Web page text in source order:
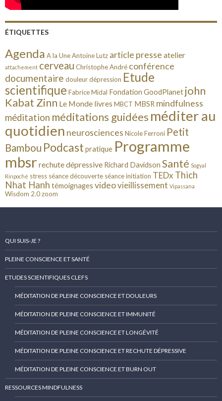
ÉTIQUETTES
Agenda A la UneAntoine Lutz article presse atelier
attachement cerveau Christophe André conférence
documentaire douleurdépression Etude
scientifique Fabrice Midal Fondation GoodPlanet john
Kabat Zinn Le Monde livres MBCT MBSR mindfulness
méditation méditations guidées méditer au
quotidien neurosciences Nicole Ferroni Petit
Bambou Podcast pratique Programme
mbsr rechute dépressive Richard Davidson Santé Sogyal
Rinpoché stress séance découverte séance initiation TEDx Thich
Nhat Hanh témoignages videovieillissement Vipassana
Wisdom 2.0zoom
QUI SUIS-JE ?
PLEINE CONSCIENCE ET SANTÉ
ETUDES SCIENTIFIQUES CLEFS
MÉDITATION DE PLEINE CONSCIENCE ET DOULEURS
MÉDITATION DE PLEINE CONSCIENCE ET IMMUNITÉ
MÉDITATION DE PLEINE CONSCIENCE ET LONGÉVITÉ
MÉDITATION DE PLEINE CONSCIENCE ET RECHUTE DÉPRESSIVE
MÉDITATION DE PLEINE CONSCIENCE ET BURN OUT
RESSOURCES MINDFULNESS